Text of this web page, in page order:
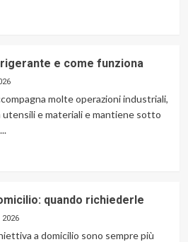
e come funziona
molte operazioni industriali,
e materiali e mantiene sotto
quando richiederle
a domicilio sono sempre più